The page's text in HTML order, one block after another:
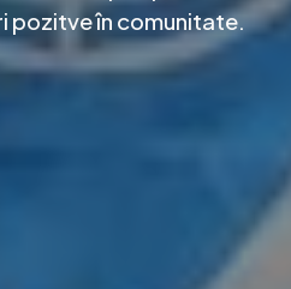
pozitve în comunitate.